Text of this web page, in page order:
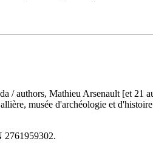
/ authors, Mathieu Arsenault [et 21
musée d'archéologie et
2761959302.